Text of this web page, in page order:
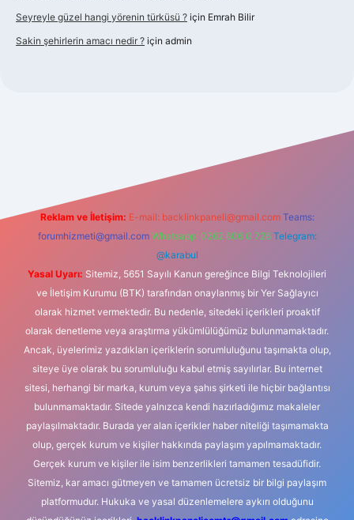
Seyreyle güzel hangi yörenin türküsü ? için Emrah Bilir
Sakin şehirlerin amacı nedir ? için admin
Reklam ve İletişim: E-mail: backlinkpaneli@gmail.com Teams:
forumhizmeti@gmail.com Whatsapp: 0262 606 0 726 Telegram:
@karabul
Yasal Uyarı: Sitemiz, 5651 Sayılı Kanun gereğince Bilgi Teknolojileri
ve İletişim Kurumu (BTK) tarafından onaylanmış bir Yer Sağlayıcı
olarak hizmet vermektedir. Bu nedenle, sitedeki içerikleri proaktif
olarak denetleme veya araştırma yükümlülüğümüz bulunmamaktadır.
Ancak, üyelerimiz yazdıkları içeriklerin sorumluluğunu taşımakta olup,
siteye üye olarak bu sorumluluğu kabul etmiş sayılırlar. Bu internet
sitesi, herhangi bir marka, kurum veya şahıs şirketi ile hiçbir bağlantısı
bulunmamaktadır. Sitede yalnızca kendi hazırladığımız makaleler
paylaşılmaktadır. Burada yer alan içerikler haber niteliği taşımamakta
olup, gerçek kurum ve kişiler hakkında paylaşım yapılmamaktadır.
Gerçek kurum ve kişiler ile isim benzerlikleri tamamen tesadüfidir.
Sitemiz, kar amacı gütmeyen ve tamamen ücretsiz bir bilgi paylaşım
platformudur. Hukuka ve yasal düzenlemelere aykırı olduğunu